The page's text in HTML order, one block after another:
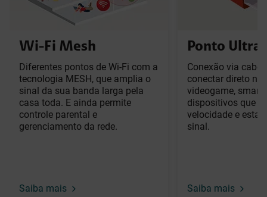
Wi-Fi Mesh
Diferentes pontos de Wi-Fi com a
tecnologia MESH, que amplia o
sinal da sua banda larga pela
casa toda. E ainda permite
controle parental e
gerenciamento da rede.
Saiba mais
Ponto Ultra
Conexão via cabo
conectar direto no
videogame, smart
dispositivos que
velocidade e
sinal.
Saiba mais